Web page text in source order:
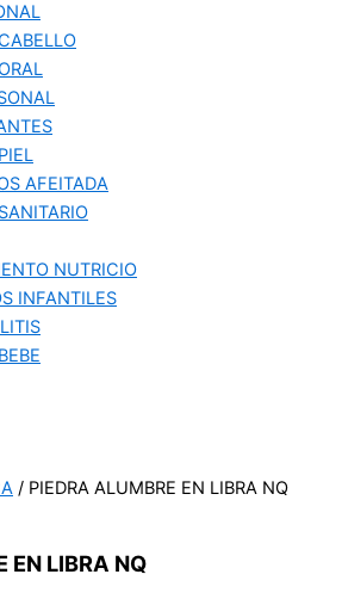
AFEITADA
NUTRICIO
INFANTILES
/ PIEDRA ALUMBRE EN LIBRA NQ
EN LIBRA NQ